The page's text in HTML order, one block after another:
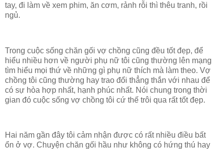
tay, đi làm về xem phim, ăn cơm, rảnh rỗi thì thêu tranh, rồi
ngủ.
Trong cuộc sống chăn gối vợ chồng cũng đều tốt đẹp, để
hiểu nhiều hơn về người phụ nữ tôi cũng thường lên mạng
tìm hiểu mọi thứ về những gì phụ nữ thích mà làm theo. Vợ
chồng tôi cũng thường hay trao đổi thẳng thắn với nhau để
có sự hòa hợp nhất, hạnh phúc nhất. Nói chung trong thời
gian đó cuộc sống vợ chồng tôi cứ thế trôi qua rất tốt đẹp.
Hai năm gần đây tôi cảm nhận được có rất nhiều điều bất
ổn ở vợ. Chuyện chăn gối hầu như không có hứng thú hay